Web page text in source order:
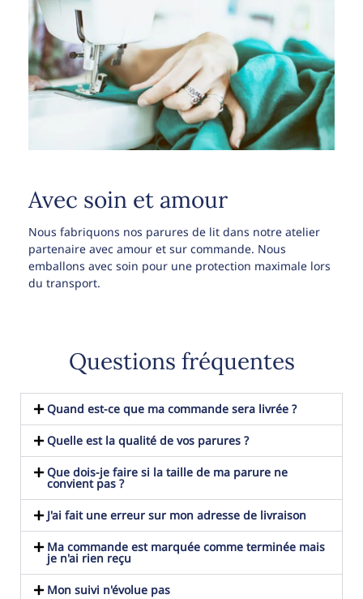
Avec soin et amour
Nous fabriquons nos parures de lit dans notre atelier
partenaire avec amour et sur commande. Nous
emballons avec soin pour une protection maximale lors
du transport.
Questions fréquentes
Quand est-ce que ma commande sera livrée ?
Quelle est la qualité de vos parures ?
Que dois-je faire si la taille de ma parure ne
convient pas ?
J'ai fait une erreur sur mon adresse de livraison
Ma commande est marquée comme terminée mais
je n'ai rien reçu
Mon suivi n'évolue pas